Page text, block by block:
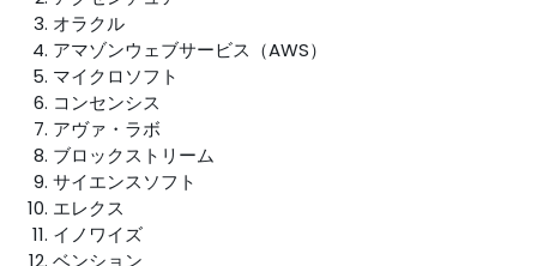
オラクル
アマゾンウェブサービス（AWS）
マイクロソフト
コンセンシス
アヴァ・ラボ
ブロックストリーム
サイエンスソフト
エレクス
イノワイズ
ベンション